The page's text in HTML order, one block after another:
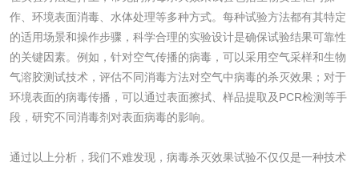
作、环境表面消毒、水体处理等多种方式。每种试验方法都有其特定
的适用场景和操作步骤，科学合理的实验设计是确保试验结果可靠性
的关键因素。例如，针对空气传播的病毒，可以采用空气采样和生物
气溶胶测试技术，评估不同消毒方法对空气中病毒的杀灭效果；对于
环境表面的病毒传播，可以通过表面擦拭、样品提取及PCR检测等手
段，研究不同消毒剂对表面病毒的影响。
通过以上分析，我们不难发现，病毒杀灭效果试验不仅仅是一种技术
花露水检测 蚊香液检测
清洗剂检测 日化产品毒理检测
洗手液检测